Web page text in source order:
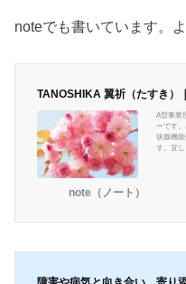
noteでも書いています。
TANOSHIKA 翼祈（たすき）
A型事業
ーです
状腺機
す。宜
note（ノート）